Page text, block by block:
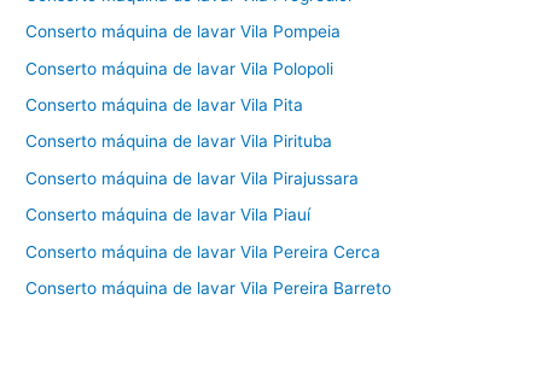
Conserto máquina de lavar Vila Pompeia
Conserto máquina de lavar Vila Polopoli
Conserto máquina de lavar Vila Pita
Conserto máquina de lavar Vila Pirituba
Conserto máquina de lavar Vila Pirajussara
Conserto máquina de lavar Vila Piauí
Conserto máquina de lavar Vila Pereira Cerca
Conserto máquina de lavar Vila Pereira Barreto